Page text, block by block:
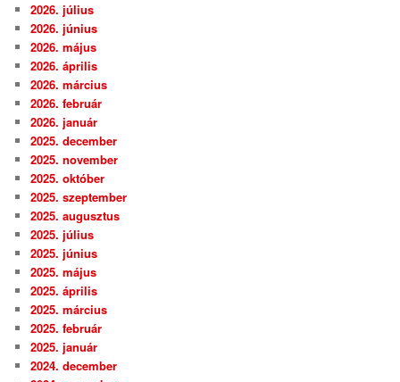
2026. július
2026. június
2026. május
2026. április
2026. március
2026. február
2026. január
2025. december
2025. november
2025. október
2025. szeptember
2025. augusztus
2025. július
2025. június
2025. május
2025. április
2025. március
2025. február
2025. január
2024. december